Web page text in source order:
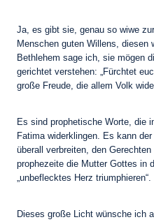
Ja, es gibt sie, genau so wiwe
Menschen guten Willens, diesen
Bethlehem sage ich, sie mögen
gerichtet verstehen: „Fürchtet
große Freude, die allem Volk
Es sind prophetische Worte, die
Fatima widerklingen. Es kann
überall verbreiten, den
prophezeite die Mutter Gottes in
„unbeflecktes Herz triumphieren“.
Dieses große Licht wünsche ich